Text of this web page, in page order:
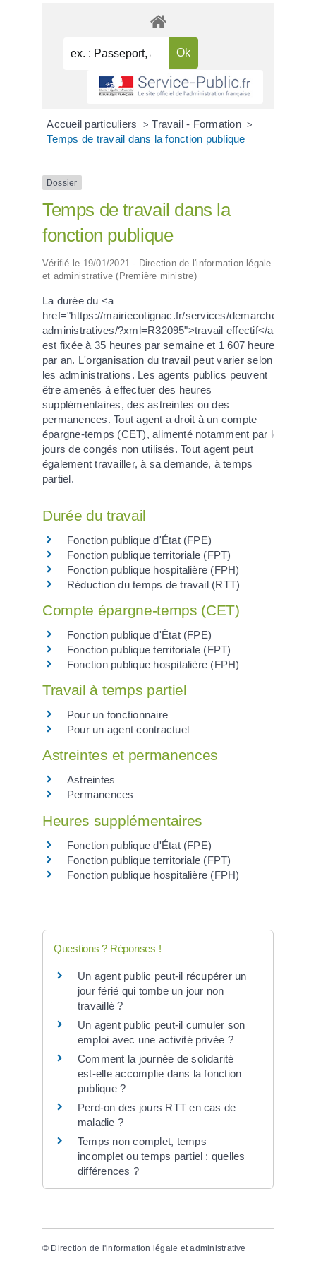
Accueil particuliers > Travail - Formation >
Temps de travail dans la fonction publique
Dossier
Temps de travail dans la
fonction publique
Vérifié le 19/01/2021 - Direction de l'information légale
et administrative (Première ministre)
La durée du <a
href="https://mairiecotignac.fr/services/demarches-
administratives/?xml=R32095">travail effectif</a>
est fixée à 35 heures par semaine et 1 607 heures
par an. L'organisation du travail peut varier selon
les administrations. Les agents publics peuvent
être amenés à effectuer des heures
supplémentaires, des astreintes ou des
permanences. Tout agent a droit à un compte
épargne-temps (CET), alimenté notamment par les
jours de congés non utilisés. Tout agent peut
également travailler, à sa demande, à temps
partiel.
Durée du travail
Fonction publique d'État (FPE)
Fonction publique territoriale (FPT)
Fonction publique hospitalière (FPH)
Réduction du temps de travail (RTT)
Compte épargne-temps (CET)
Fonction publique d'État (FPE)
Fonction publique territoriale (FPT)
Fonction publique hospitalière (FPH)
Travail à temps partiel
Pour un fonctionnaire
Pour un agent contractuel
Astreintes et permanences
Astreintes
Permanences
Heures supplémentaires
Fonction publique d'État (FPE)
Fonction publique territoriale (FPT)
Fonction publique hospitalière (FPH)
Questions ? Réponses !
Un agent public peut-il récupérer un
jour férié qui tombe un jour non
travaillé ?
Un agent public peut-il cumuler son
emploi avec une activité privée ?
Comment la journée de solidarité
est-elle accomplie dans la fonction
publique ?
Perd-on des jours RTT en cas de
maladie ?
Temps non complet, temps
incomplet ou temps partiel : quelles
différences ?
© Direction de l'information légale et administrative